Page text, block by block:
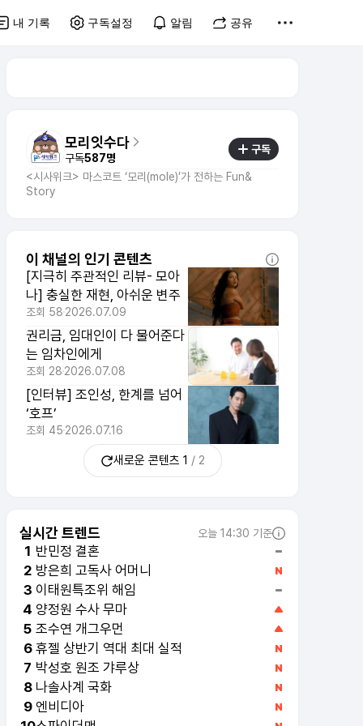
내 기록 구독설정 알림 공유
모리잇수다
구독587명
구독
<시사위크> 마스코트 ‘모리(mole)’가 전하는 Fun&
Story
이 채널의 인기 콘텐츠
[지극히 주관적인 리뷰- 모아
나] 충실한 재현, 아쉬운 변주
조회 58 2026.07.09
권리금, 임대인이 다 물어준다
는 임차인에게
조회 28 2026.07.08
[인터뷰] 조인성, 한계를 넘어
‘호프’
조회 45 2026.07.16
새로운 콘텐츠 1 / 2
실시간 트렌드 오늘 14:30 기준
1 반민정 결혼
2 방은희 고독사 어머니
3 이태원특조위 해임
4 양정원 수사 무마
5 조수연 개그우먼
6 휴젤 상반기 역대 최대 실적
7 박성호 원조 갸루상
8 나솔사계 국화
9 엔비디아